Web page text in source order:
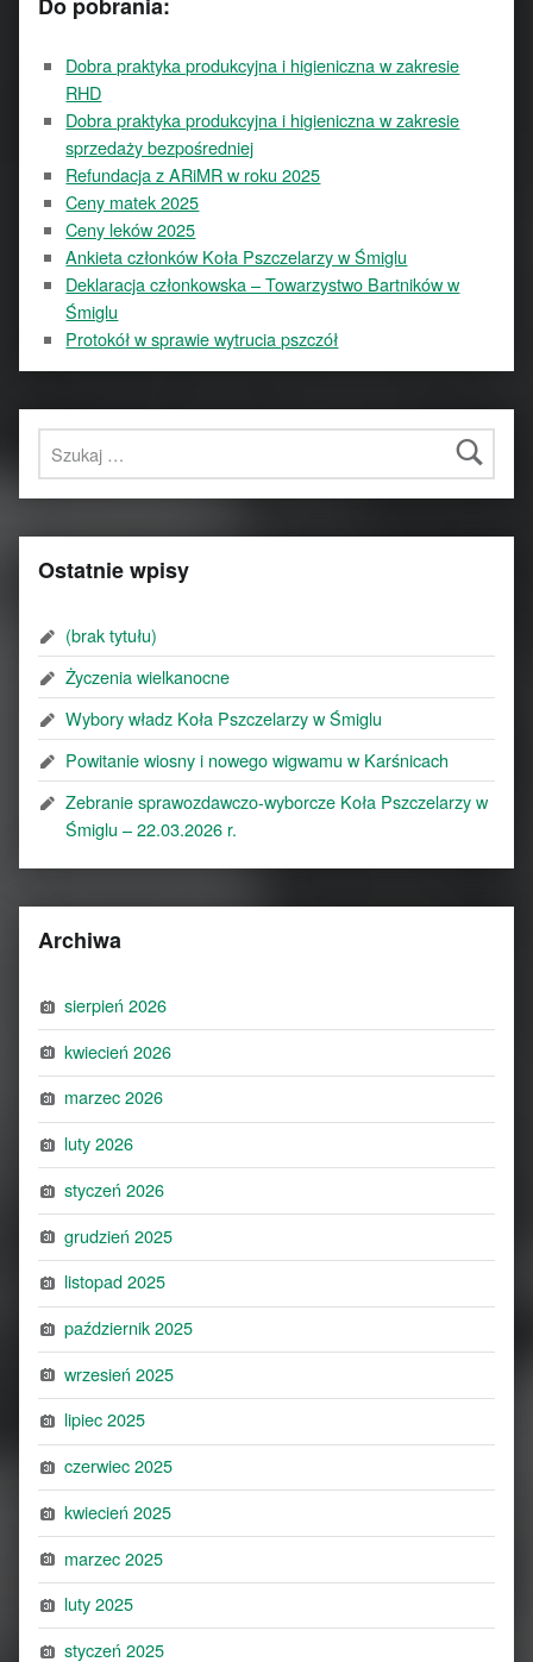
Dobra praktyka produkcyjna i higieniczna w zakresie
RHD
Dobra praktyka produkcyjna i higieniczna w zakresie
sprzedaży bezpośredniej
Refundacja z ARiMR w roku 2025
Ceny matek 2025
Ceny leków 2025
Ankieta członków Koła Pszczelarzy w Śmiglu
Deklaracja członkowska – Towarzystwo Bartników w
Śmiglu
Protokół w sprawie wytrucia pszczół
Szukaj:
Ostatnie wpisy
(brak tytułu)
Życzenia wielkanocne
Wybory władz Koła Pszczelarzy w Śmiglu
Powitanie wiosny i nowego wigwamu w Karśnicach
Zebranie sprawozdawczo-wyborcze Koła Pszczelarzy w
Śmiglu – 22.03.2026 r.
Archiwa
sierpień 2026
kwiecień 2026
marzec 2026
luty 2026
styczeń 2026
grudzień 2025
listopad 2025
październik 2025
wrzesień 2025
lipiec 2025
czerwiec 2025
kwiecień 2025
marzec 2025
luty 2025
styczeń 2025